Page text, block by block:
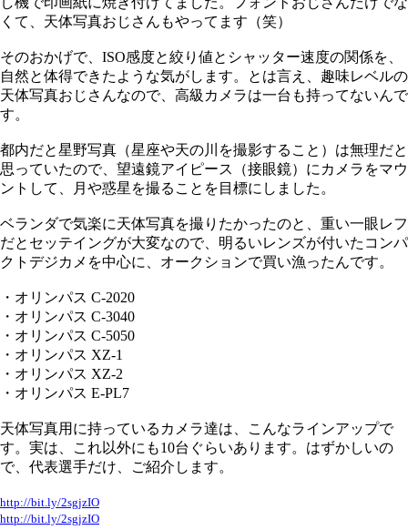
くて、天体写真おじさんもやってます（笑）
そのおかげで、ISO感度と絞り値とシャッター速度の関係を、
自然と体得できたような気がします。とは言え、趣味レベルの
天体写真おじさんなので、高級カメラは一台も持ってないんで
す。
都内だと星野写真（星座や天の川を撮影すること）は無理だと
思っていたので、望遠鏡アイピース（接眼鏡）にカメラをマウ
ントして、月や惑星を撮ることを目標にしました。
ベランダで気楽に天体写真を撮りたかったのと、重い一眼レフ
だとセッテイングが大変なので、明るいレンズが付いたコンパ
クトデジカメを中心に、オークションで買い漁ったんです。
・オリンパス C-2020
・オリンパス C-3040
・オリンパス C-5050
・オリンパス XZ-1
・オリンパス XZ-2
・オリンパス E-PL7
天体写真用に持っているカメラ達は、こんなラインアップで
す。実は、これ以外にも10台ぐらいあります。はずかしいの
で、代表選手だけ、ご紹介します。
http://bit.ly/2sgjzIO
http://bit.ly/2sgjzIO